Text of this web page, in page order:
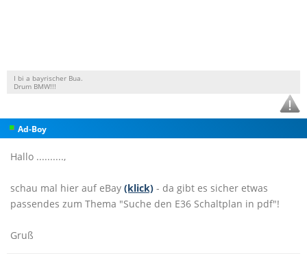
I bi a bayrischer Bua.
Drum BMW!!!
Ad-Boy
Hallo ..........,
schau mal hier auf eBay (klick) - da gibt es sicher etwas
passendes zum Thema "Suche den E36 Schaltplan in pdf"!
Gruß